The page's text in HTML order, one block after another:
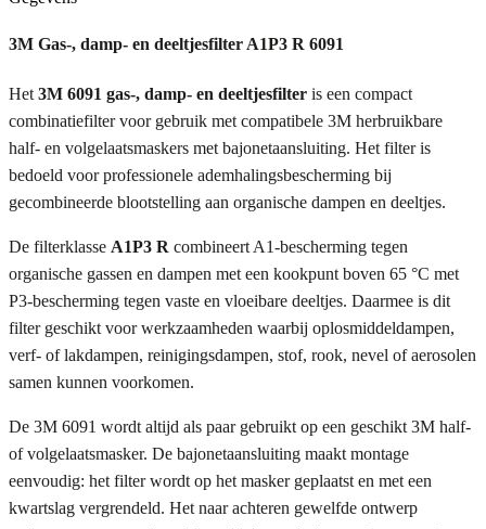
3M Gas-, damp- en deeltjesfilter A1P3 R 6091
Het 3M 6091 gas-, damp- en deeltjesfilter is een compact
combinatiefilter voor gebruik met compatibele 3M herbruikbare
half- en volgelaatsmaskers met bajonetaansluiting. Het filter is
bedoeld voor professionele ademhalingsbescherming bij
gecombineerde blootstelling aan organische dampen en deeltjes.
De filterklasse A1P3 R combineert A1-bescherming tegen
organische gassen en dampen met een kookpunt boven 65 °C met
P3-bescherming tegen vaste en vloeibare deeltjes. Daarmee is dit
filter geschikt voor werkzaamheden waarbij oplosmiddeldampen,
verf- of lakdampen, reinigingsdampen, stof, rook, nevel of aerosolen
samen kunnen voorkomen.
De 3M 6091 wordt altijd als paar gebruikt op een geschikt 3M half-
of volgelaatsmasker. De bajonetaansluiting maakt montage
eenvoudig: het filter wordt op het masker geplaatst en met een
kwartslag vergrendeld. Het naar achteren gewelfde ontwerp